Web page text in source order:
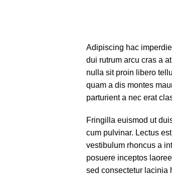
Adipiscing hac
dui rutrum arcu cras a
nulla sit proin libero
quam a dis montes
parturient a nec erat
Fringilla euismod ut
cum pulvinar. Lectus
vestibulum rhoncus a
posuere inceptos
sed consectetur lacinia